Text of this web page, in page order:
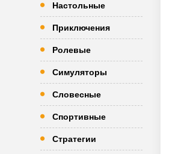
Настольные
Приключения
Ролевые
Симуляторы
Словесные
Спортивные
Стратегии